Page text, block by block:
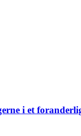
i et